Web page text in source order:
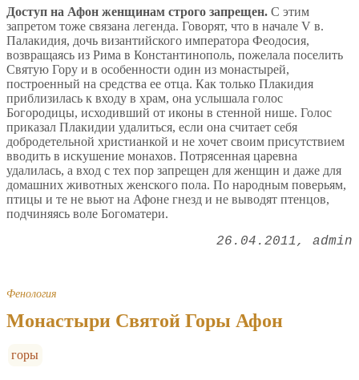
Доступ на Афон женщинам строго запрещен. С этим
запретом тоже связана легенда. Говорят, что в начале V в.
Палакидия, дочь византийского императора Феодосия,
возвращаясь из Рима в Константинополь, пожелала поселить
Святую Гору и в особенности один из монастырей,
построенный на средства ее отца. Как только Плакидия
приблизилась к входу в храм, она услышала голос
Богородицы, исходивший от иконы в стенной нише. Голос
приказал Плакидии удалиться, если она считает себя
добродетельной христианкой и не хочет своим присутствием
вводить в искушение монахов. Потрясенная царевна
удалилась, а вход с тех пор запрещен для женщин и даже для
домашних животных женского пола. По народным поверьям,
птицы и те не вьют на Афоне гнезд и не выводят птенцов,
подчиняясь воле Богоматери.
26.04.2011 admin
Фенология
Монастыри Святой Горы Афон
горы